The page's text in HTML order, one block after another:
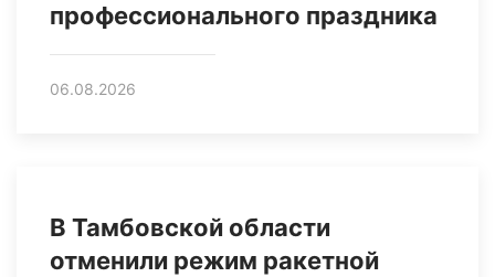
профессионального праздника
06.08.2026
В Тамбовской области
отменили режим ракетной